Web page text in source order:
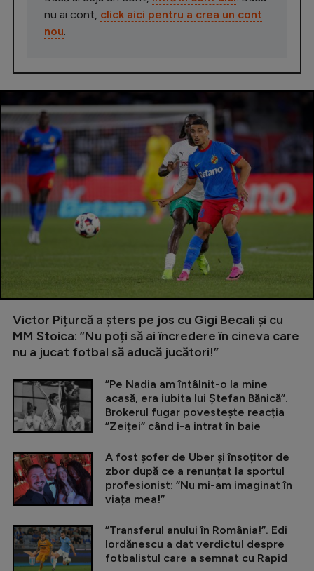
nu ai cont, click aici pentru a crea un cont
nou
Victor Pițurcă a șters pe jos cu Gigi Becali și cu
MM Stoica: ”Nu poți să ai încredere în cineva care
nu a jucat fotbal să aducă jucători!”
”Pe Nadia am întâlnit-o la mine
acasă, era iubita lui Ștefan Bănică”.
Brokerul fugar povestește reacția
”Zeiței” când i-a intrat în baie
A fost șofer de Uber și însoțitor de
zbor după ce a renunțat la sportul
profesionist: ”Nu mi-am imaginat în
viața mea!”
”Transferul anului în România!”. Edi
Iordănescu a dat verdictul despre
fotbalistul care a semnat cu Rapid